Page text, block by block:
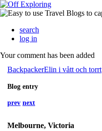
search
log in
Your comment has been added
BackpackerElin i vått och torrt
Blog entry
prev next
Melbourne, Victoria